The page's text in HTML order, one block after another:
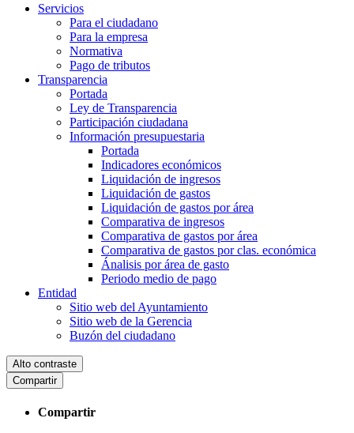
Servicios
Para el ciudadano
Para la empresa
Normativa
Pago de tributos
Transparencia
Portada
Ley de Transparencia
Participación ciudadana
Información presupuestaria
Portada
Indicadores económicos
Liquidación de ingresos
Liquidación de gastos
Liquidación de gastos por área
Comparativa de ingresos
Comparativa de gastos por área
Comparativa de gastos por clas. económica
Ánalisis por área de gasto
Periodo medio de pago
Entidad
Sitio web del Ayuntamiento
Sitio web de la Gerencia
Buzón del ciudadano
Alto contraste
Compartir
Compartir